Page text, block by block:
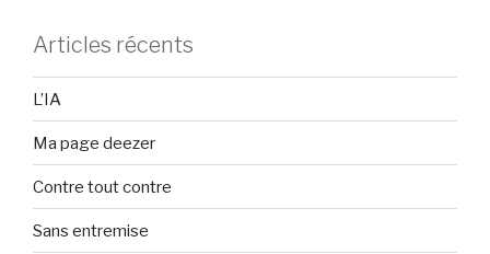
Articles récents
L’IA
Ma page deezer
Contre tout contre
Sans entremise